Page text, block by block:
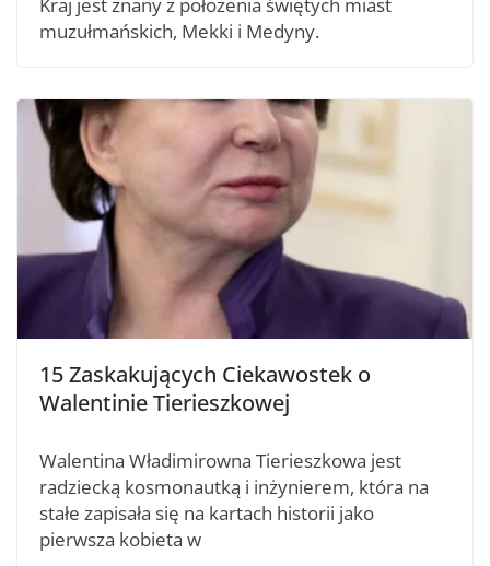
Kraj jest znany z położenia świętych miast
muzułmańskich, Mekki i Medyny.
15 Zaskakujących Ciekawostek o
Walentinie Tierieszkowej
Walentina Władimirowna Tierieszkowa jest
radziecką kosmonautką i inżynierem, która na
stałe zapisała się na kartach historii jako
pierwsza kobieta w